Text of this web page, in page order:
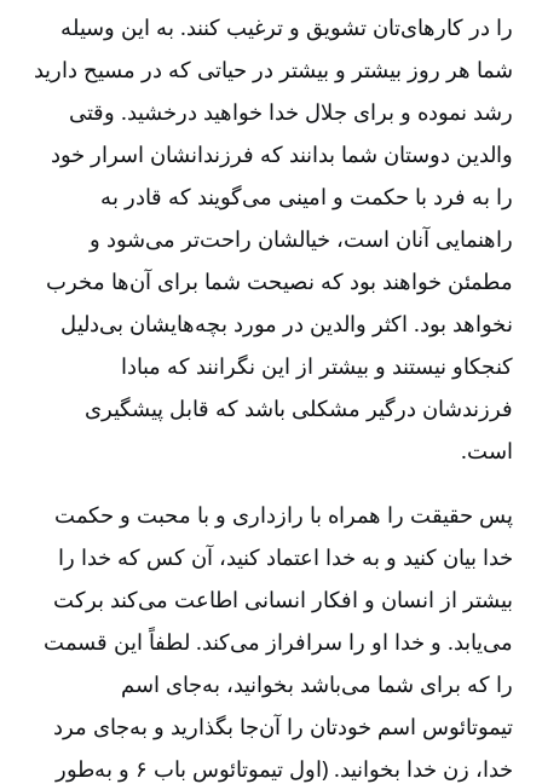
را در کارهای‌تان تشویق و ترغیب کنند. به این وسیله
شما هر روز بیشتر و بیشتر در حیاتی که در مسیح دارید
رشد نموده و برای جلال خدا خواهید درخشید. وقتی
والدین دوستان شما بدانند که فرزندانشان اسرار خود
را به ‌فرد با حکمت و امینی می‌گویند که قادر به
راهنمایی آنان است، خیالشان راحت‌تر می‌شود و
مطمئن خواهند بود که نصیحت شما برای آن‌ها مخرب
نخواهد بود. اکثر والدین در مورد بچه‌هایشان بی‌دلیل
کنجکاو نیستند و بیشتر از این نگرانند که مبادا
فرزندشان درگیر مشکلی باشد که قابل پیشگیری
است.
پس حقیقت را همراه با رازداری و با محبت و حکمت
خدا بیان کنید و به خدا اعتماد کنید، آن کس که خدا را
بیشتر از انسان و افکار انسانی اطاعت می‌کند برکت
می‌یابد. و خدا او را سرافراز می‌کند. لطفاً این قسمت
را که برای شما می‌باشد بخوانید، به‌جای اسم
تیموتائوس اسم خودتان را آن‌جا بگذارید و به‌جای مرد
خدا، زن خدا بخوانید. (اول تیموتائوس باب ۶ و به‌طور